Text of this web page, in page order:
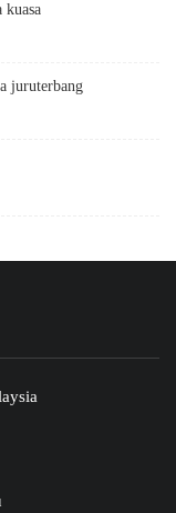
kuasa
juruterbang